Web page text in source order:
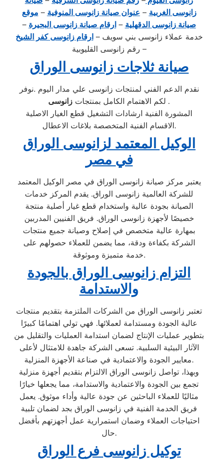
زانوسى الغربية – عنوان صيانة زانوسى المنوفية – موقع
صيانة زانوسى الدقهلية –ارقام صيانة زانوسى البحيرة –
خدمة عملاء زانوسى بني سويف –ارقام زانوسى كفر الشيخ
– رقم زانوسى القليوبية
صيانة ثلاجات زانوسى الوراق
نقدم الدعم الفني لمنتجات زانوسى علي مدار اليوم .نوفر
لكم الاهتمام الكامل بمنتجات .
المشورة الفنية ارشادات التشغيل قطع الغيار الاصلية
الاقسام الفنية المتخصصة بلاغات الاعطال.
الوكيل المعتمد لزانوسى الوراق
في مصر
يعتبر مركز صيانة زانوسى الوراق في مصر الوكيل المعتمد
للشركة العالمية زانوسى الوراق. يقدم المركز خدمات
الصيانة بجودة عالية واستخدام قطع غيار أصلية منتجة
خصيصًا لأجهزة زانوسى الوراق. فريق الفنيين المدربين
بمهارة عالية متخصص في إصلاح وصيانة جميع منتجات
الشركة بكفاءة ودقة، مما يضمن للعملاء حصولهم على
خدمة متميزة وموثوقة.
التزام زانوسى الوراق بالجودة
والاستدامة
تعتبر زانوسى الوراق من الشركات الملتزمة بتقديم منتجات
عالية الجودة ومستدامة لعملائها. فهي تولي اهتمامًا كبيرًا
بتطوير عمليات الإنتاج لضمان استدامة العمليات والتقليل من
الآثار البيئية السلبية. تسعى الشركة جاهدة للامتثال لأعلى
معايير الجودة والاعتمادية في صناعة الأجهزة المنزلية.
وبهذا، تواصل زانوسى الوراق الالتزام بتقديم أجهزة منزلية
تجمع بين الجودة والاعتمادية والاستدامة، مما يجعلها خيارًا
مثاليًا للعملاء الباحثين عن جودة عالية وأداء موثوق. يعمل
فريق الخدمة الفنية في زانوسى الوراق بجد لضمان تلبية
احتياجات العملاء وضمان استمرارية عمل أجهزتهم بأفضل
حال.
توكيل زانوسى فرع الوراق